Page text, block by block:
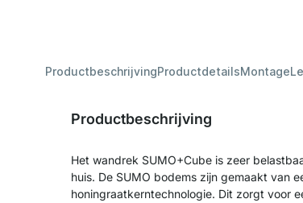
ProductbeschrijvingProductdetailsMontage
Productbeschrijving
Het wandrek SUMO+Cube is zeer
huis. De SUMO bodems zijn gemaakt van
honingraatkerntechnologie. Dit zorgt voor